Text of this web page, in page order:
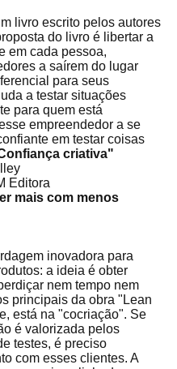
livro escrito pelos autores
do livro é libertar a
em cada pessoa,
a saírem do lugar
para seus
a testar situações
para quem está
empreendedor a se
em testar coisas
criativa"
Editora
mais com menos
inovadora para
a ideia é obter
nem tempo nem
principais da obra "Lean
está na "cocriação". Se
é valorizada pelos
testes, é preciso
com esses clientes. A